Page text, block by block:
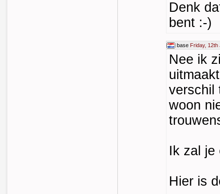
Denk
bent :-)
base Friday, 12th
Nee ik
verschil
woon
Ik zal je
Hier is